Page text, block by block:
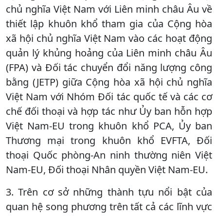
chủ nghĩa Việt Nam với Liên minh châu Âu về
thiết lập khuôn khổ tham gia của Cộng hòa
xã hội chủ nghĩa Việt Nam vào các hoạt động
quản lý khủng hoảng của Liên minh châu Âu
(FPA) và Đối tác chuyển đổi năng lượng công
bằng (JETP) giữa Cộng hòa xã hội chủ nghĩa
Việt Nam với Nhóm Đối tác quốc tế và các cơ
chế đối thoại và hợp tác như Ủy ban hỗn hợp
Việt Nam-EU trong khuôn khổ PCA, Ủy ban
Thương mại trong khuôn khổ EVFTA, Đối
thoại Quốc phòng-An ninh thường niên Việt
Nam-EU, Đối thoại Nhân quyền Việt Nam-EU.
3. Trên cơ sở những thành tựu nổi bật của
quan hệ song phương trên tất cả các lĩnh vực